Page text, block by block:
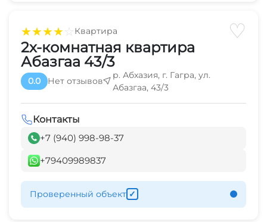
★★★★☆Квартира ♡
2х-комнатная квартира
Абазгаа 43/3
0.0 Нет отзывов
р. Абхазия, г. Гагра, ул.
Абазгаа, 43/3
Контакты
+7 (940) 998-98-37
+79409989837
Проверенный объект ✓